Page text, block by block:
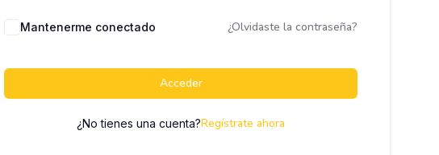
Mantenerme conectado ¿Olvidaste la contraseña?
Acceder
¿No tienes una cuenta?Regístrate ahora